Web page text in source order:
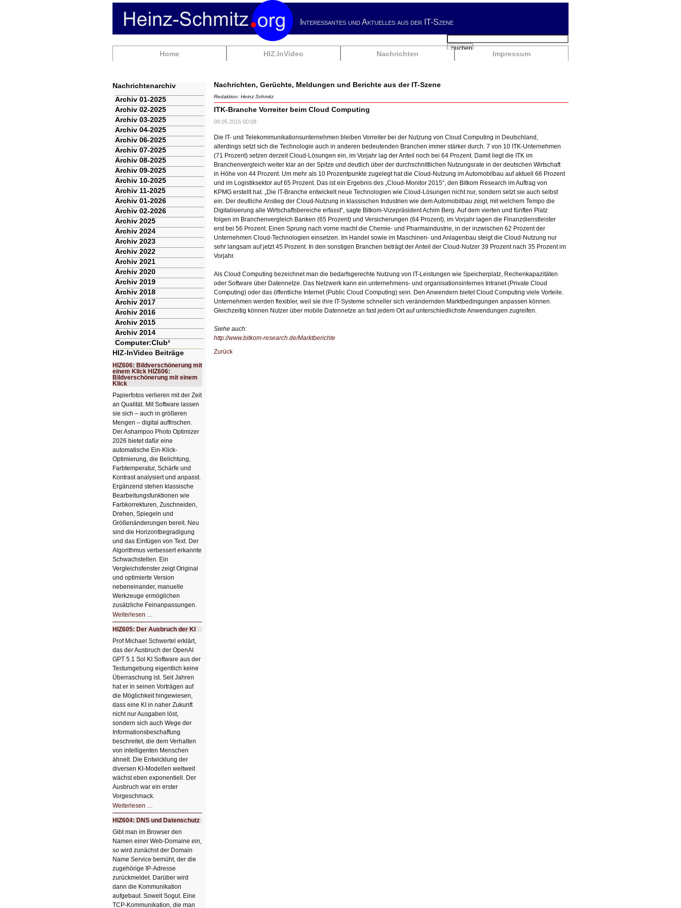
Interessantes und Aktuelles aus der IT-Szene
Navigation
Home HIZ.InVideo Nachrichten Impressum
Suchbegriffe
Suchen
Nachrichten, Gerüchte, Meldungen und Berichte aus der IT-Szene
Redaktion: Heinz Schmitz
ITK-Branche Vorreiter beim Cloud Computing
09.05.2015 00:08
Die IT- und Telekommunikationsunternehmen bleiben Vorreiter bei der Nutzung von Cloud Computing in Deutschland,
allerdings setzt sich die Technologie auch in anderen bedeutenden Branchen immer stärker durch. 7 von 10 ITK-Unternehmen
(71 Prozent) setzen derzeit Cloud-Lösungen ein, im Vorjahr lag der Anteil noch bei 64 Prozent. Damit liegt die ITK im
Branchenvergleich weiter klar an der Spitze und deutlich über der durchschnittlichen Nutzungsrate in der deutschen Wirtschaft
in Höhe von 44 Prozent. Um mehr als 10 Prozentpunkte zugelegt hat die Cloud-Nutzung im Automobilbau auf aktuell 66 Prozent
und im Logistiksektor auf 65 Prozent. Das ist ein Ergebnis des „Cloud-Monitor 2015“, den Bitkom Research im Auftrag von
KPMG erstellt hat. „Die IT-Branche entwickelt neue Technologien wie Cloud-Lösungen nicht nur, sondern setzt sie auch selbst
ein. Der deutliche Anstieg der Cloud-Nutzung in klassischen Industrien wie dem Automobilbau zeigt, mit welchem Tempo die
Digitalisierung alle Wirtschaftsbereiche erfasst“, sagte Bitkom-Vizepräsident Achim Berg. Auf dem vierten und fünften Platz
folgen im Branchenvergleich Banken (65 Prozent) und Versicherungen (64 Prozent), im Vorjahr lagen die Finanzdienstleister
erst bei 56 Prozent. Einen Sprung nach vorne macht die Chemie- und Pharmaindustrie, in der inzwischen 62 Prozent der
Unternehmen Cloud-Technologien einsetzen. Im Handel sowie im Maschinen- und Anlagenbau steigt die Cloud-Nutzung nur
sehr langsam auf jetzt 45 Prozent. In den sonstigen Branchen beträgt der Anteil der Cloud-Nutzer 39 Prozent nach 35 Prozent im
Vorjahr.
Als Cloud Computing bezeichnet man die bedarfsgerechte Nutzung von IT-Leistungen wie Speicherplatz, Rechenkapazitäten
oder Software über Datennetze. Das Netzwerk kann ein unternehmens- und organisationsinternes Intranet (Private Cloud
Computing) oder das öffentliche Internet (Public Cloud Computing) sein. Den Anwendern bietet Cloud Computing viele Vorteile.
Unternehmen werden flexibler, weil sie ihre IT-Systeme schneller sich verändernden Marktbedingungen anpassen können.
Gleichzeitig können Nutzer über mobile Datennetze an fast jedem Ort auf unterschiedlichste Anwendungen zugreifen.
Siehe auch:
http://www.bitkom-research.de/Marktberichte
Zurück
Nachrichtenarchiv
Navigation
überspringen
Archiv 01-2025
Archiv 02-2025
Archiv 03-2025
Archiv 04-2025
Archiv 06-2025
Archiv 07-2025
Archiv 08-2025
Archiv 09-2025
Archiv 10-2025
Archiv 11-2025
Archiv 01-2026
Archiv 02-2026
Archiv 2025
Archiv 2024
Archiv 2023
Archiv 2022
Archiv 2021
Archiv 2020
Archiv 2019
Archiv 2018
Archiv 2017
Archiv 2016
Archiv 2015
Archiv 2014
Computer:Club²
HIZ-InVideo Beiträge
HIZ606: Bildverschönerung mit
einem Klick HIZ606:
Bildverschönerung mit einem
Klick
Papierfotos verlieren mit der Zeit
an Qualität. Mit Software lassen
sie sich – auch in größeren
Mengen – digital auffrischen.
Der Ashampoo Photo Optimizer
2026 bietet dafür eine
automatische Ein-Klick-
Optimierung, die Belichtung,
Farbtemperatur, Schärfe und
Kontrast analysiert und anpasst.
Ergänzend stehen klassische
Bearbeitungsfunktionen wie
Farbkorrekturen, Zuschneiden,
Drehen, Spiegeln und
Größenänderungen bereit. Neu
sind die Horizontbegradigung
und das Einfügen von Text. Der
Algorithmus verbessert erkannte
Schwachstellen. Ein
Vergleichsfenster zeigt Original
und optimierte Version
nebeneinander, manuelle
Werkzeuge ermöglichen
zusätzliche Feinanpassungen.
Weiterlesen …
Bildverschönerung
mit
einem
Klick
HIZ606:
Bildverschönerung
mit
einem
Klick
HIZ605: Der Ausbruch der KI
Prof Michael Schwertel erklärt,
das der Ausbruch der OpenAI
GPT 5.1 Sol KI Software aus der
Testumgebung eigentlich keine
Überraschung ist. Seit Jahren
hat er in seinen Vorträgen auf
die Möglichkeit hingewiesen,
dass eine KI in naher Zukunft
nicht nur Ausgaben löst,
sondern sich auch Wege der
Informationsbeschaffung
beschreitet, die dem Verhalten
von intelligenten Menschen
ähnelt. Die Entwicklung der
diversen KI-Modellen weltweit
wächst eben exponentiell. Der
Ausbruch war ein erster
Vorgeschmack.
Weiterlesen …
Der
Ausbruch
der
KI
HIZ604: DNS und Datenschutz
Gibt man im Browser den
Namen einer Web-Domaine ein,
so wird zunächst der Domain
Name Service bemüht, der die
zugehörige IP-Adresse
zurückmeldet. Darüber wird
dann die Kommunikation
aufgebaut. Soweit Sogut. Eine
TCP-Kommunikation, die man